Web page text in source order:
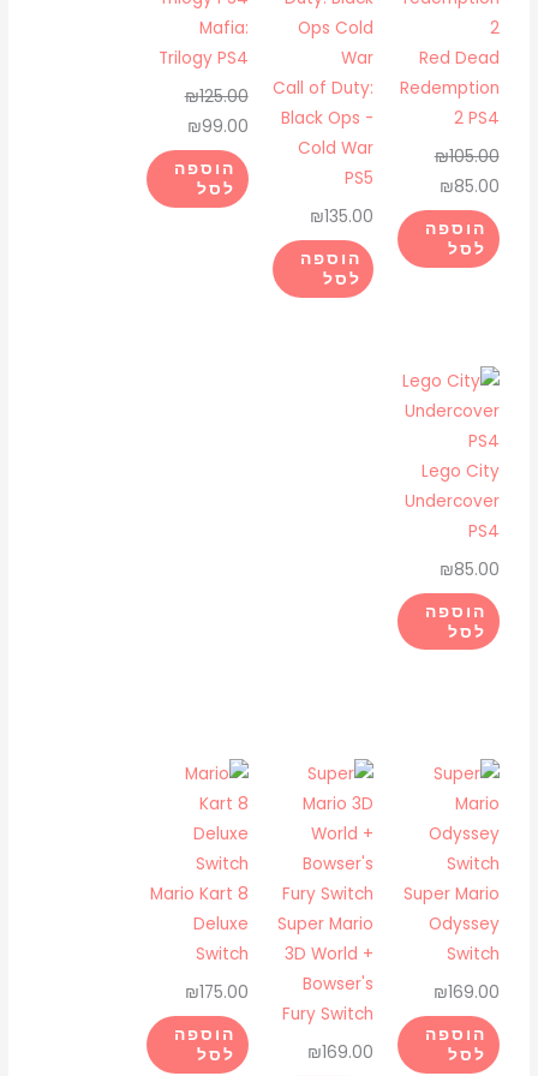
Red Dead
Redemption
2 PS4
₪105.00
היה:
₪105.00.
₪85.00
₪85.00.
הוספה
לסל
Call of Duty:
Black Ops -
Cold War
PS5
₪135.00
הוספה
לסל
Mafia:
Trilogy PS4
₪125.00
היה:
₪125.00.
₪99.00
₪99.00.
הוספה
לסל
Lego City
Undercover
PS4
₪85.00
הוספה
לסל
Super Mario
Odyssey
Switch
₪169.00
הוספה
לסל
Super Mario
3D World +
Bowser's
Fury Switch
₪169.00
Mario Kart 8
Deluxe
Switch
₪175.00
הוספה
לסל